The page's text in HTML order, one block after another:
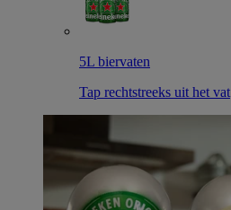
5L biervaten
Tap rechtstreeks uit het vat